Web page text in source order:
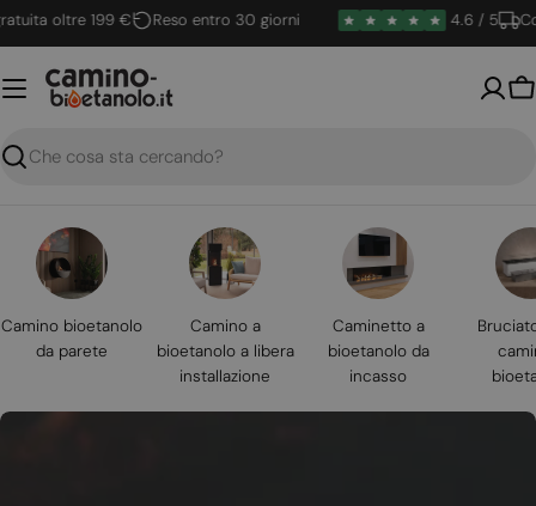
Vai
al
contenuto
oltre 199 € Reso entro 30 giorni 4.6 / 5
Ricerca
Camino bioetanolo
da parete
Camino a
bioetanolo a libera
installazione
Caminetto a
bioetanolo da
incasso